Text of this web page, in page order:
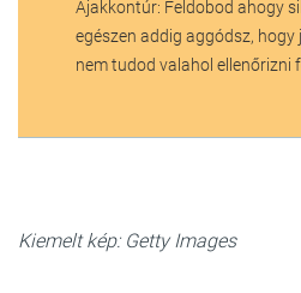
Ajakkontúr: Feldobod ahogy
egészen addig aggódsz, hogy
nem tudod valahol ellenőrizni
Kiemelt kép: Getty Images